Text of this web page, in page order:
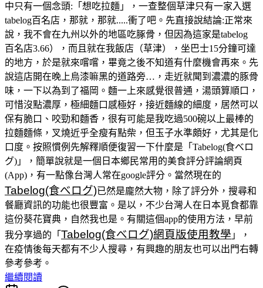
中只有一個念頭:「想吃拉麵」，一查整個草津只有一家入選
tabelog百名店，那就，那就.....衝了吧。先直接說結論:正常來
說，我不會在九州以外的地區吃䐁骨，但因為這家是tabelog
百名店3.66），而且就在我飯店（草津），坐巴士15分鐘可達
的地方，於是就來嚐嚐，畢竟之後不知道有什麼機會再來。先
說這店開在晚上烏漆嘛黑的道路旁…，走近就聞到濃濃的豚骨
味，一下以為到了福岡。麵一上來感覺很普通，湯頭算順口，
可惜沒點濃厚，極細麵口感極好，接近麵線的細度，居然可以
保有脆口、咬勁和麵香，很有可能是我吃過500碗以上最棒的
拉麵麵條，叉燒近乎全瘦有點柴，但玉子水準頗好，尤其是化
口度。按照慣例先解釋順便復習一下什麼是「Tabelog(食べロ
グ)」，簡單說就是一個日本鄉民常用的美食評分評論網頁
(App)，有一點像台灣人常在google評分。當然現在的
Tabelog(食べログ)已然是龐然大物，除了評分外，搜尋和
餐廳資訊的功能也很豐富。是以，不少台灣人在日本覓食都靠
這份葵花寶典，自然我也是。有關這個app的使用方法，早前
我分享過的「 Tabelog(食べログ)網頁版使用教學 」，
在疫情後每天都有不少人搜尋，有興趣的朋友也可以出門右轉
參考參考。
繼續閱讀